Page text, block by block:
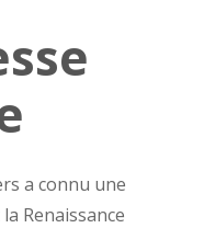
a connu une
Renaissance